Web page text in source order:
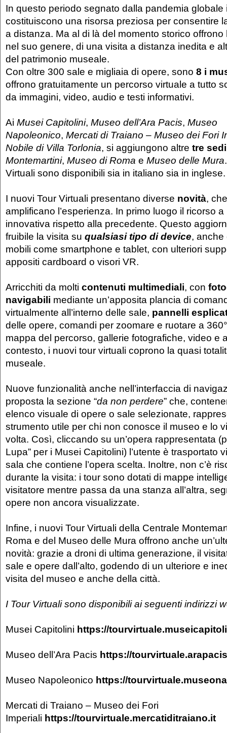
In questo periodo segnato dalla pandemia globale
costituiscono una risorsa preziosa per consentire
a distanza. Ma al di là del momento storico offrono
nel suo genere, di una visita a distanza inedita e
del patrimonio museale.
Con oltre 300 sale e migliaia di opere, sono 8 i
offrono gratuitamente un percorso virtuale a tutto
da immagini, video, audio e testi informativi.
Ai Musei Capitolini, Museo dell’Ara Pacis, Museo
Napoleonico, Mercati di Traiano – Museo dei Fori
Nobile di Villa Torlonia, si aggiungono altre tre
Montemartini, Museo di Roma e Museo delle Mura
Virtuali sono disponibili sia in italiano sia in inglese.
I nuovi Tour Virtuali presentano diverse novità,
amplificano l’esperienza. In primo luogo il ricorso
innovativa rispetto alla precedente. Questo
fruibile la visita su qualsiasi tipo di device, anche
mobili come smartphone e tablet, con ulteriori
appositi cardboard o visori VR.
Arricchiti da molti contenuti multimediali, con
navigabili mediante un’apposita plancia di
virtualmente all’interno delle sale, pannelli
delle opere, comandi per zoomare e ruotare a
mappa del percorso, gallerie fotografiche, video e
contesto, i nuovi tour virtuali coprono la quasi
museale.
Nuove funzionalità anche nell’interfaccia di
proposta la sezione “da non perdere” che,
elenco visuale di opere o sale selezionate,
strumento utile per chi non conosce il museo e lo
volta. Così, cliccando su un’opera rappresentata
Lupa” per i Musei Capitolini) l’utente è trasportato
sala che contiene l’opera scelta. Inoltre, non c’è
durante la visita: i tour sono dotati di mappe
visitatore mentre passa da una stanza all’altra,
opere non ancora visualizzate.
Infine, i nuovi Tour Virtuali della Centrale
Roma e del Museo delle Mura offrono anche
novità: grazie a droni di ultima generazione, il
sale e opere dall’alto, godendo di un ulteriore e
visita del museo e anche della città.
I Tour Virtuali sono disponibili ai seguenti indirizzi
Musei Capitolini https://
Museo dell’Ara Pacis https://
Museo Napoleonico https://
Mercati di Traiano – Museo dei Fori
Imperiali https://tourvirtuale.mercatiditraiano.it